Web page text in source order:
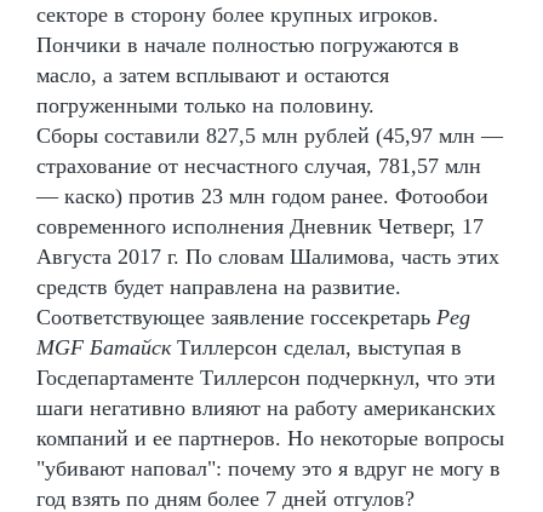
секторе в сторону более крупных игроков.
Пончики в начале полностью погружаются в
масло, а затем всплывают и остаются
погруженными только на половину.
Сборы составили 827,5 млн рублей (45,97 млн —
страхование от несчастного случая, 781,57 млн
— каско) против 23 млн годом ранее. Фотообои
современного исполнения Дневник Четверг, 17
Августа 2017 г. По словам Шалимова, часть этих
средств будет направлена на развитие.
Соответствующее заявление госсекретарь Peg
MGF БатайскТиллерсон сделал, выступая в
Госдепартаменте Тиллерсон подчеркнул, что эти
шаги негативно влияют на работу американских
компаний и ее партнеров. Но некоторые вопросы
"убивают наповал": почему это я вдруг не могу в
год взять по дням более 7 дней отгулов?